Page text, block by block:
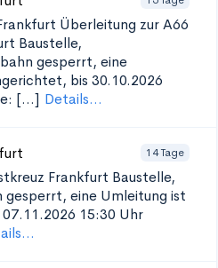
Überleitung zur A66
Baustelle,
gesperrt, eine
bis 30.10.2026
[...] Details...
14 Tage
Frankfurt Baustelle,
gesperrt, eine Umleitung ist
15:30 Uhr